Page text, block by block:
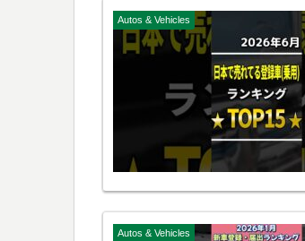
Autos & Vehicles
Autos & Vehicles